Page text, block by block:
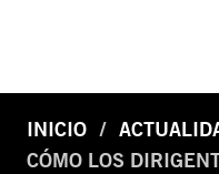
INICIO
CÓMO LOS